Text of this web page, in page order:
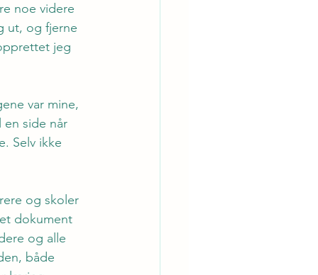
noe videre
ut, og fjerne
jeg
var mine,
side når
Selv ikke
og skoler
dokument
og alle
både